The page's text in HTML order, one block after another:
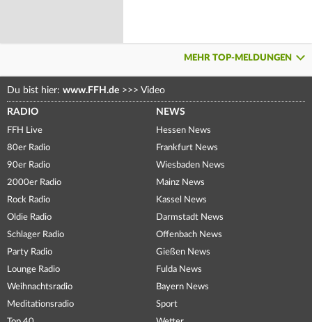
MEHR TOP-MELDUNGEN
Du bist hier: www.FFH.de >>> Video
RADIO
FFH Live
80er Radio
90er Radio
2000er Radio
Rock Radio
Oldie Radio
Schlager Radio
Party Radio
Lounge Radio
Weihnachtsradio
Meditationsradio
NEWS
Hessen News
Frankfurt News
Wiesbaden News
Mainz News
Kassel News
Darmstadt News
Offenbach News
Gießen News
Fulda News
Bayern News
Sport